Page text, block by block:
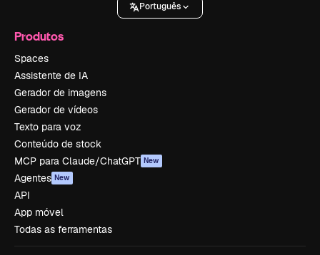
Português
Produtos
Spaces
Assistente de IA
Gerador de imagens
Gerador de vídeos
Texto para voz
Conteúdo de stock
MCP para Claude/ChatGPT New
Agentes New
API
App móvel
Todas as ferramentas